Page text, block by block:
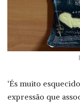
‘És muito
expressão que